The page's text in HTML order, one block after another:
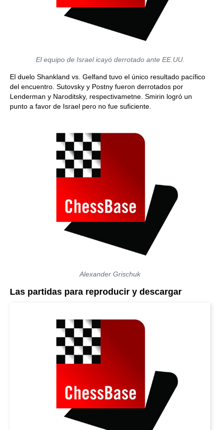
El equipo de Israel icayó derrotado ante EE.UU.
El duelo Shankland vs. Gelfand tuvo el único resultado pacífico
del encuentro. Sutovsky y Postny fueron derrotados por
Lenderman y Naroditsky, respectivametne. Smirin logró un
punto a favor de Israel pero no fue suficiente.
Alexander Grischuk
Las partidas para reproducir y descargar